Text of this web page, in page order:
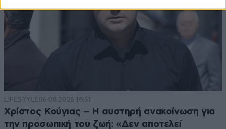
LIFESTYLE06·08·2026 18:51
Χρίστος Κούγιας – Η αυστηρή ανακοίνωση για
την προσωπική του ζωή: «Δεν αποτελεί